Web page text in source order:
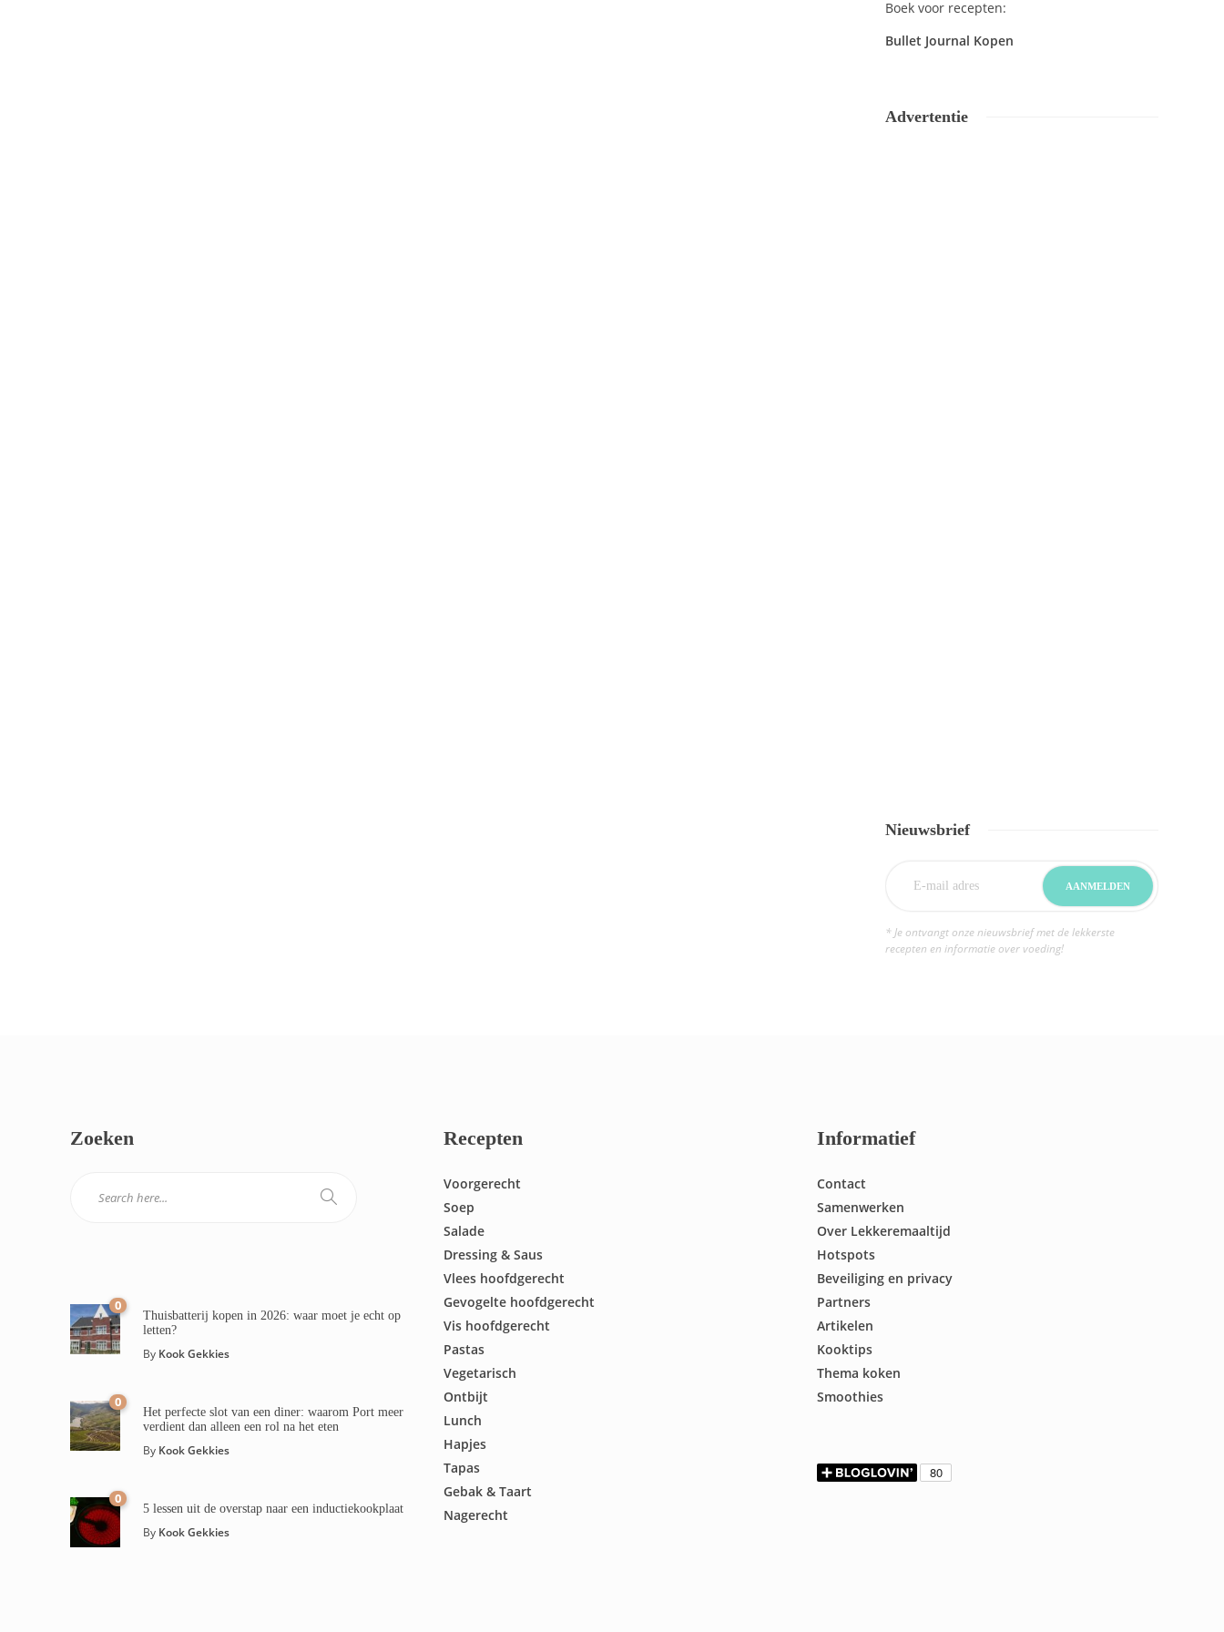
Boek voor recepten:
Bullet Journal Kopen
Advertentie
Nieuwsbrief
* Je ontvangt onze nieuwsbrief met de lekkerste
recepten en informatie over voeding!
Zoeken
0
Thuisbatterij kopen in 2026: waar moet je echt op
letten?
By Kook Gekkies
0
Het perfecte slot van een diner: waarom Port meer
verdient dan alleen een rol na het eten
By Kook Gekkies
0
5 lessen uit de overstap naar een inductiekookplaat
By Kook Gekkies
Recepten
Voorgerecht
Soep
Salade
Dressing & Saus
Vlees hoofdgerecht
Gevogelte hoofdgerecht
Vis hoofdgerecht
Pastas
Vegetarisch
Ontbijt
Lunch
Hapjes
Tapas
Gebak & Taart
Nagerecht
Informatief
Contact
Samenwerken
Over Lekkeremaaltijd
Hotspots
Beveiliging en privacy
Partners
Artikelen
Kooktips
Thema koken
Smoothies